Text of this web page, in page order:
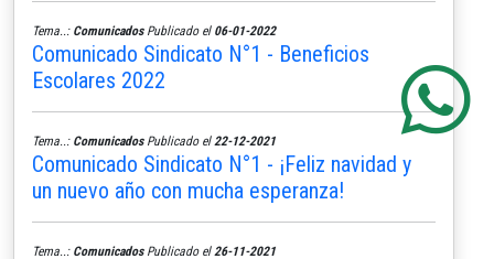
Tema..: ComunicadosPublicado el 06-01-2022
Comunicado Sindicato N°1 - Beneficios
Escolares 2022
Tema..: ComunicadosPublicado el 22-12-2021
Comunicado Sindicato N°1 - ¡Feliz navidad y
un nuevo año con mucha esperanza!
Tema..: ComunicadosPublicado el 26-11-2021